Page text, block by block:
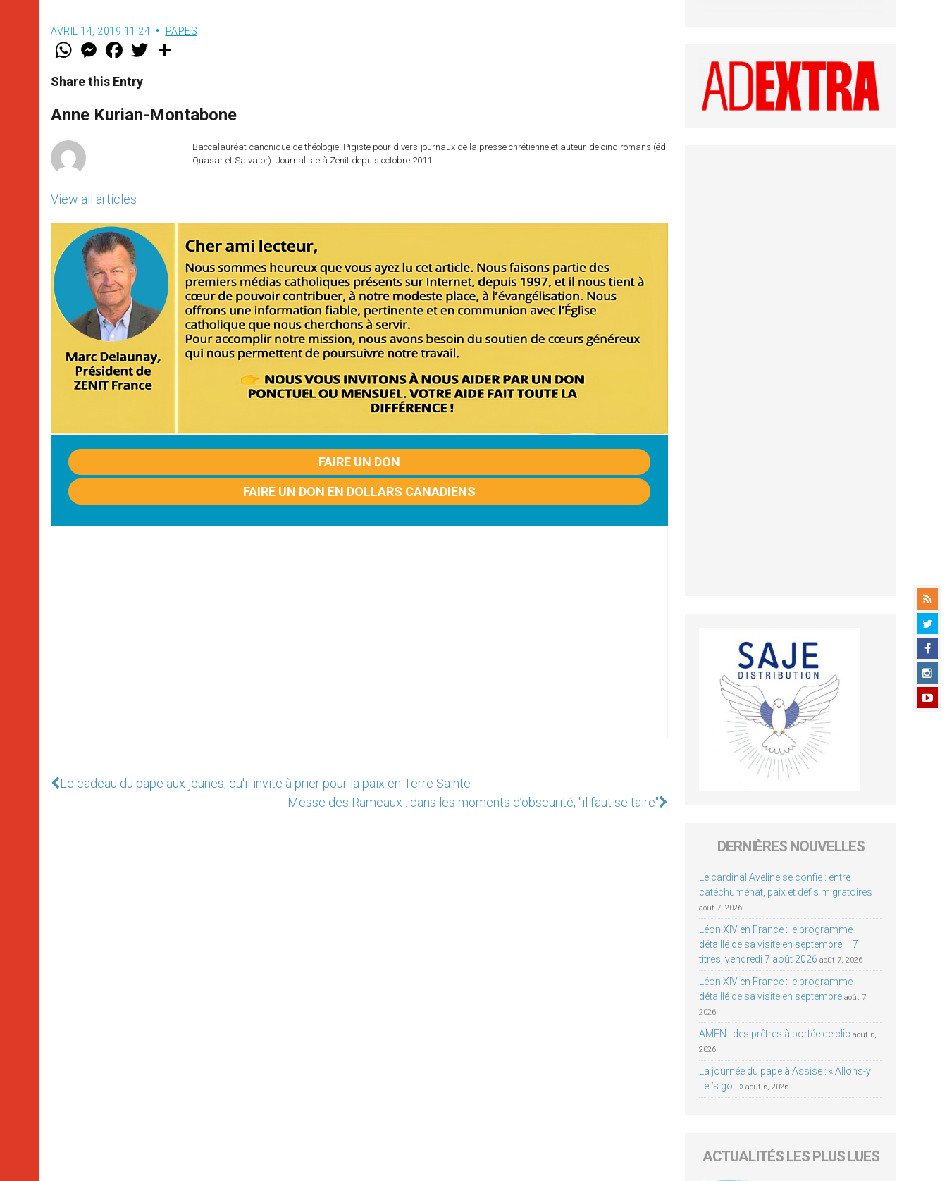
AVRIL 14, 2019 11:24 PAPES
W
t
s
p
p
M
e
s
e
g
e
F
a
e
b
o
k
w
r
Share this Entry
Anne Kurian-Montabone
View all articles
Baccalauréat canonique de théologie. Pigiste pour divers journaux de la presse chrétienne et auteur de cinq romans (éd.
Quasar et Salvator). Journaliste à Zenit depuis octobre 2011.
FAIRE UN DON
FAIRE UN DON EN DOLLARS CANADIENS
Le cadeau du pape aux jeunes, qu'il invite à prier pour la paix en Terre Sainte
Messe des Rameaux : dans les moments d’obscurité, "il faut se taire"
DERNIÈRES NOUVELLES
Le cardinal Aveline se confie : entre
catéchuménat, paix et défis migratoires
août 7, 2026
Léon XIV en France : le programme
détaillé de sa visite en septembre – 7
titres, vendredi 7 août 2026 août 7, 2026
Léon XIV en France : le programme
détaillé de sa visite en septembre août 7,
2026
AMEN : des prêtres à portée de clic août 6,
2026
La journée du pape à Assise : « Allons-y !
Let’s go ! » août 6, 2026
ACTUALITÉS LES PLUS LUES